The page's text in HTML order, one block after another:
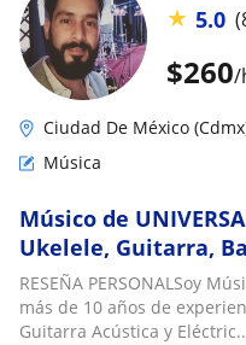
$260/
★ 5.0
Ciudad De México
Música
Músico de
Ukelele, Guitarra,
RESEÑA PERSONALSoy
más de 10 años de
Guitarra Acústica y